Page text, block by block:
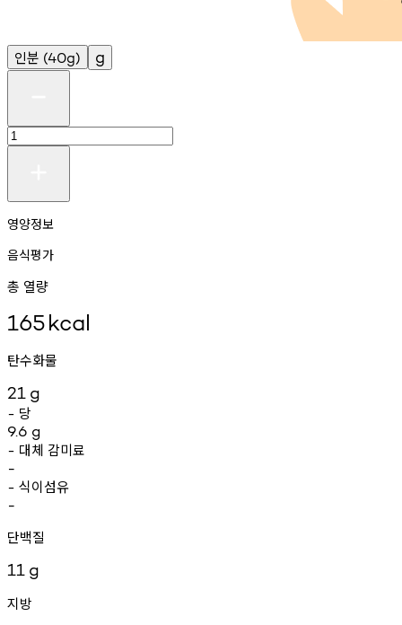
인분 (40g) g
영양정보
음식평가
총 열량
165kcal
탄수화물
21 g
- 당
9.6 g
- 대체 감미료
-
- 식이섬유
-
단백질
11 g
지방